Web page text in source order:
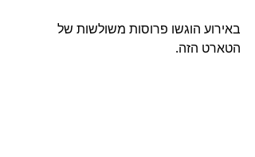
באירוע הוגשו פרוסות משולשות של
הטארט הזה.